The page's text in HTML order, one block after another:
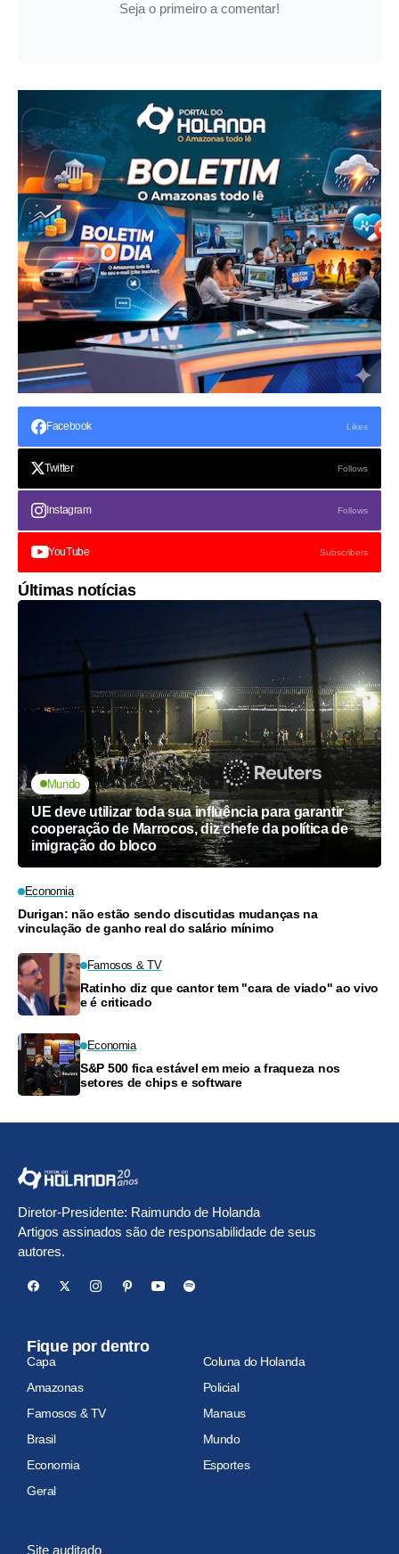
Seja o primeiro a comentar!
Facebook Likes
Twitter Follows
Instagram Follows
YouTube Subscribers
Últimas notícias
Mundo
UE deve utilizar toda sua influência para garantir
cooperação de Marrocos, diz chefe da política de
imigração do bloco
Economia
Durigan: não estão sendo discutidas mudanças na
vinculação de ganho real do salário mínimo
Famosos & TV
Ratinho diz que cantor tem "cara de viado" ao vivo
e é criticado
Economia
S&P 500 fica estável em meio a fraqueza nos
setores de chips e software
Diretor-Presidente: Raimundo de Holanda
Artigos assinados são de responsabilidade de seus
autores.
Fique por dentro
Capa
Coluna do Holanda
Amazonas
Policial
Famosos & TV
Manaus
Brasil
Mundo
Economia
Esportes
Geral
Site auditado